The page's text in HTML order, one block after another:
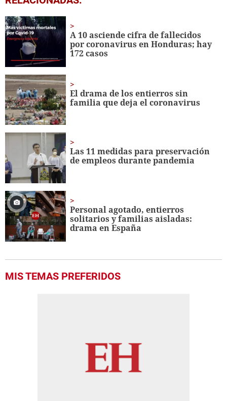
seconds
36
seconds
A 10 asciende cifra de fallecidos
por coronavirus en Honduras; hay
172 casos
El drama de los entierros sin
familia que deja el coronavirus
Las 11 medidas para preservación
de empleos durante pandemia
Personal agotado, entierros
solitarios y familias aisladas:
drama en España
MIS TEMAS PREFERIDOS